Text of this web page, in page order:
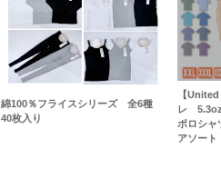
綿100％フライスシリーズ 全6種
40枚入り
【
レ 5.3oz
ポロシ
アソー